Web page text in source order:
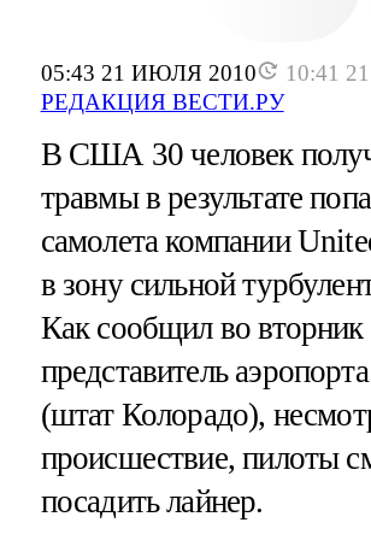
05:43 21 ИЮЛЯ 2010
10:41
РЕДАКЦИЯ ВЕСТИ.РУ
В США 30 человек
травмы в результате
самолета компании
в зону сильной
Как сообщил во вторник
представитель
(штат Колорадо),
происшествие, пилоты
посадить лайнер.